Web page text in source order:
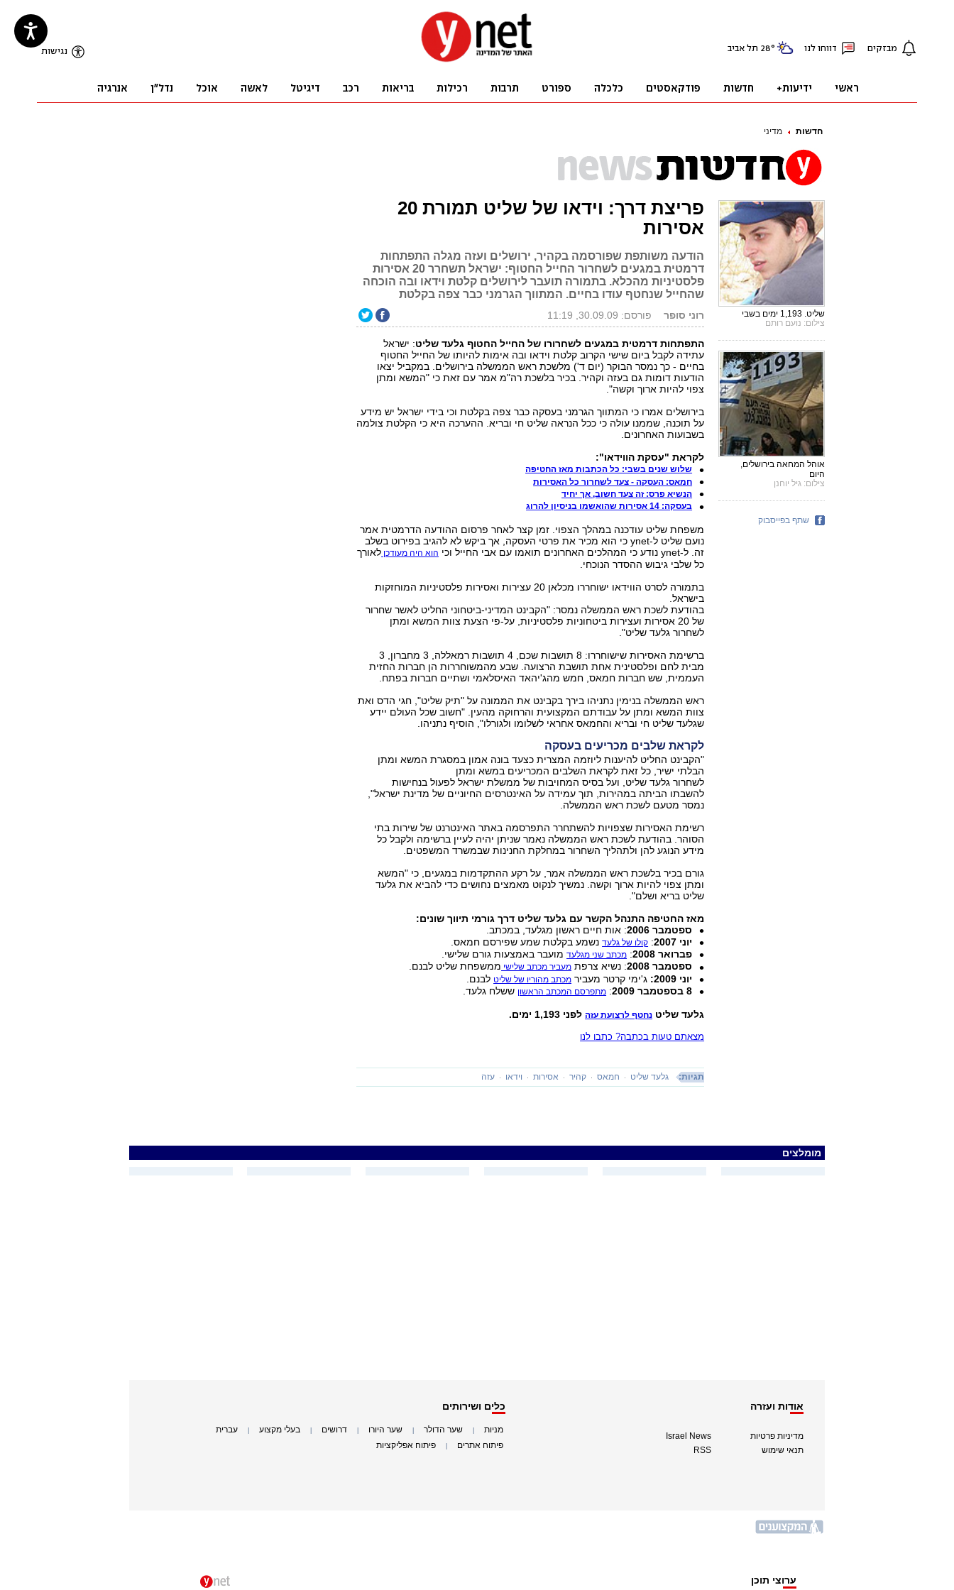
חדשות מדיני
פריצת דרך: וידאו של שליט תמורת 20
אסירות
הודעה משותפת שפורסמה בקהיר, ירושלים ועזה מגלה התפתחות
דרמטית במגעים לשחרור החייל החטוף: ישראל תשחרר 20 אסירות
פלסטיניות מהכלא. בתמורה תועבר לירושלים קלטת וידאו ובה הוכחה
שהחייל שנחטף עודו בחיים. המתווך הגרמני כבר צפה בקלטת
רוני סופר פורסם: 30.09.09, 11:19
התפתחות דרמטית במגעים לשחרורו של החייל החטוף גלעד שליט: ישראל
עתידה לקבל ביום שישי הקרוב קלטת וידאו ובה אימות להיותו של החייל החטוף
בחיים - כך נמסר הבוקר (יום ד') מלשכת ראש הממשלה בירושלים. במקביל יצאו
הודעות דומות גם בעזה וקהיר. בכיר בלשכת רה"מ אמר עם זאת כי "המשא ומתן
צפוי להיות ארוך וקשה".
בירושלים אמרו כי המתווך הגרמני בעסקה כבר צפה בקלטת וכי בידי ישראל יש מידע
על תוכנה, שממנו עולה כי ככל הנראה שליט חי ובריא. ההערכה היא כי הקלטת צולמה
בשבועות האחרונים.
לקראת "עסקת הווידאו":
שלוש שנים בשבי: כל הכתבות מאז החטיפה
חמאס: העסקה - צעד לשחרור כל האסירות
הנשיא פרס: זה צעד חשוב, אך יחיד
בעסקה: 14 אסירות שהואשמו בניסיון להרוג
משפחת שליט עודכנה במהלך הצפוי. זמן קצר לאחר פרסום ההודעה הדרמטית אמר
נועם שליט ל-ynet כי הוא מכיר את פרטי העסקה, אך ביקש לא להגיב בפירוט בשלב
זה. ל-ynet נודע כי המהלכים האחרונים תואמו עם אבי החייל וכי
הוא היה מעודכן לאורך
כל שלבי גיבוש ההסדר הנוכחי.
בתמורה לסרט הווידאו ישוחררו מכלאן 20 עצירות ואסירות פלסטיניות המוחזקות
בישראל.
בהודעת לשכת ראש הממשלה נמסר: "הקבינט המדיני-ביטחוני החליט לאשר שחרור
של 20 אסירות ועצירות ביטחוניות פלסטיניות, על-פי הצעת צוות המשא ומתן
לשחרור גלעד שליט".
ברשימת האסירות שישוחררו: 8 תושבות שכם, 4 תושבות רמאללה, 3 מחברון, 3
מבית לחם ופלסטינית אחת תושבת הרצועה. שבע מהמשוחררות הן חברות החזית
העממית, שש חברות חמאס, חמש מהג'יהאד האיסלאמי ושתיים חברות בפתח.
ראש הממשלה בנימין נתניהו בירך בקבינט את הממונה על "תיק שליט", חגי הדס ואת
צוות המשא ומתן על עבודתם המקצועית והרחוקה מהעין. "חשוב שכל העולם יידע
שגלעד שליט חי ובריא והחמאס אחראי לשלומו ולגורלו", הוסיף נתניהו.
לקראת שלבים מכריעים בעסקה
"הקבינט החליט להיענות ליוזמה המצרית כצעד בונה אמון במסגרת המשא ומתן
הבלתי ישיר, כל זאת לקראת השלבים המכריעים במשא ומתן
לשחרור גלעד שליט, ועל בסיס המחויבות של ממשלת ישראל לפעול בנחישות
להשבתו הביתה במהירות, תוך עמידה על האינטרסים החיוניים של מדינת ישראל",
נמסר מטעם לשכת ראש הממשלה.
רשימת האסירות שצפויות להשתחרר התפרסמה באתר האינטרנט של שירות בתי
הסוהר. בהודעת לשכת ראש הממשלה נאמר שניתן יהיה לעיין ברשימה ולקבל כל
מידע הנוגע להן ולתהליך השחרור במחלקת החנינות שבמשרד המשפטים.
גורם בכיר בלשכת ראש הממשלה אמר, על רקע ההתקדמות במגעים, כי "המשא
ומתן צפוי להיות ארוך וקשה. נמשיך לנקוט מאמצים נחושים כדי להביא את גלעד
שליט בריא ושלם".
מאז החטיפה התנהל הקשר עם גלעד שליט דרך גורמי תיווך שונים:
ספטמבר 2006
: אות חיים ראשון מגלעד, במכתב.
יוני 2007
: קולו של גלעדנשמע בקלטת שמע שפירסם חמאס.
פברואר 2008
: מכתב שני מגלעדמועבר באמצעות גורם שלישי.
ספטמבר 2008
: נשיא צרפת מעביר מכתב שלישי ממשפחת שליט לבנם.
יוני 2009:
ג'ימי קרטר מעביר מכתב מהוריו של שליט לבנם.
8 בספטמבר 2009
: מתפרסם המכתב הראשון ששלח גלעד.
גלעד שליט נחטף לרצועת עזהלפני 1,193 ימים.
מצאתם טעות בכתבה? כתבו לנו
תגיות: גלעד שליט חמאס קהיר אסירות וידאו עזה
שליט. 1,193 ימים בשבי
צילום: נועם רותם
אוהל המחאה בירושלים,
היום
צילום: גיל יוחנן
שתף בפייסבוק
מומלצים
אודות ועזרה
מדיניות פרטיות
תנאי שימוש
Israel News
RSS
כלים ושירותים
מניות שער הדולר שער היורו דרושים בעלי מקצוע עברית
פיתוח אתרים פיתוח אפליקציות
ערוצי תוכן